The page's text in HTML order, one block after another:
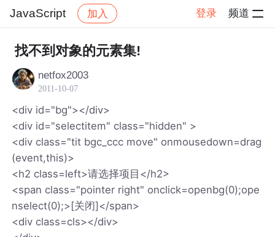
JavaScript 加入 登录 频道
社区 JavaScript 帖子详情
找不到对象的元素集!
netfox2003
2011-10-07
<div id="bg"></div>
<div id="selectitem" class="hidden" >
<div class="tit bgc_ccc move" onmousedown=drag
(event,this)>
<h2 class=left>请选择项目</h2>
<span class="pointer right" onclick=openbg(0);ope
nselect(0);>[关闭]</span>
<div class=cls></div>